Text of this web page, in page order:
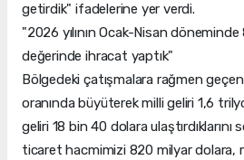
getirdik" ifadelerine yer verdi.
"2026 yılının Ocak-Nisan
değerinde ihracat yaptık"
Bölgedeki çatışmalara rağmen
oranında büyüterek milli geliri 1,6
geliri 18 bin 40 dolara ulaştırdıklarını
ticaret hacmimizi 820 milyar dolara,